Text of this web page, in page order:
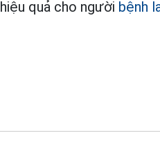
quả cho người bệnh